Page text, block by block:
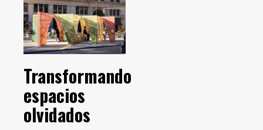
Transformando
espacios
olvidados